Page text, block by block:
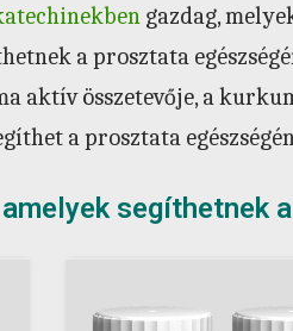
gazdag,
a prosztata
aktív összetevője, a
a prosztata
segíthetnek